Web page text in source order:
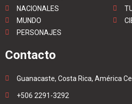
NACIONALES
MUNDO
PERSONAJES
Contacto
Guanacaste, Costa Rica, América
+506 2291-3292